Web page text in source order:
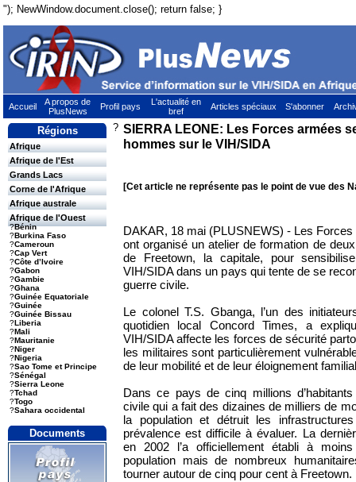
"); NewWindow.document.close(); return false; }
Accueil
A propos de
PlusNews
Profil pays
L'actualité en
bref
Articles spéciaux S'abonner
Régions
Afrique
Afrique de l'Est
Grands Lacs
Corne de l'Afrique
Afrique australe
Afrique de l'Ouest
?Bénin
?Burkina Faso
?Cameroun
?Cap Vert
?Côte d’Ivoire
?Gabon
?Gambie
?Ghana
?Guinée Equatoriale
?Guinée
?Guinée Bissau
?Liberia
?Mali
?Mauritanie
?Niger
?Nigeria
?Sao Tome et Principe
?Sénégal
?Sierra Leone
?Tchad
?Togo
?Sahara occidental
Documents
? SIERRA LEONE: Les Forces armées
hommes sur le VIH/SIDA
[Cet article ne représente pas le point de vue des
DAKAR, 18 mai (PLUSNEWS) - Les
ont organisé un atelier de formation de
de Freetown, la capitale, pour
VIH/SIDA dans un pays qui tente de se
guerre civile.
Le colonel T.S. Gbanga, l’un des
quotidien local Concord Times, a
VIH/SIDA affecte les forces de sécurité
les militaires sont particulièrement
de leur mobilité et de leur éloignement
Dans ce pays de cinq millions
civile qui a fait des dizaines de milliers de
la population et détruit les
prévalence est difficile à évaluer. La
en 2002 l’a officiellement établi à
population mais de nombreux
tourner autour de cinq pour cent à Freetown.